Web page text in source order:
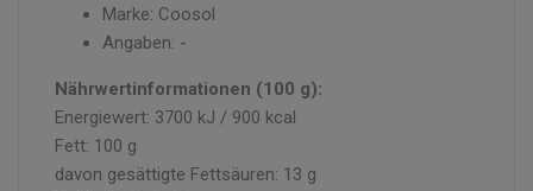
Marke: Coosol
Angaben: -
Nährwertinformationen (100 g):
Energiewert: 3700 kJ / 900 kcal
Fett: 100 g
davon gesättigte Fettsäuren: 13 g